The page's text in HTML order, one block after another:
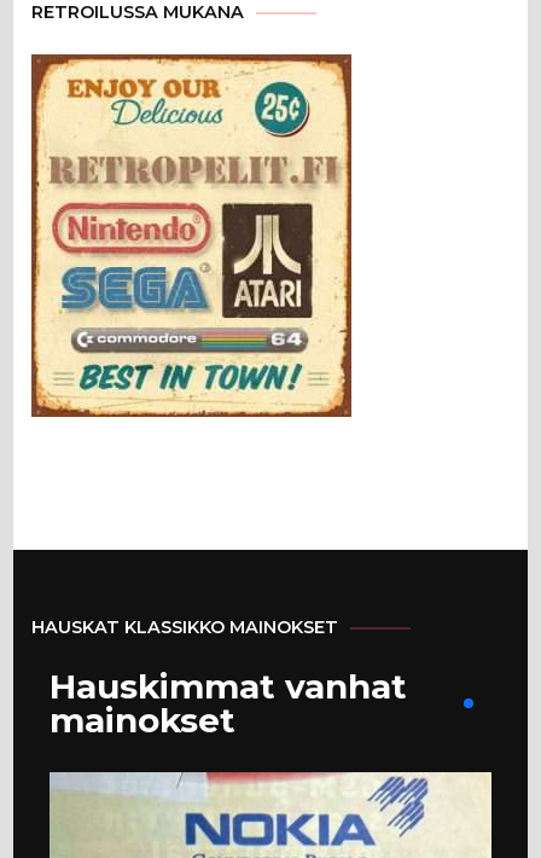
RETROILUSSA MUKANA
HAUSKAT KLASSIKKO MAINOKSET
Hauskimmat vanhat
mainokset